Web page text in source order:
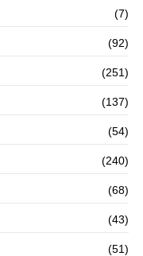
(7)
(92)
(251)
(137)
(54)
(240)
(68)
(43)
(51)